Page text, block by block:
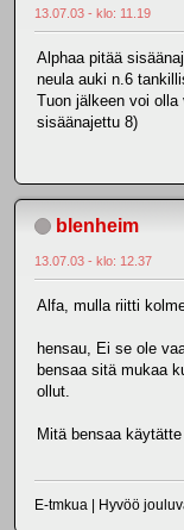
13.07.03 - klo: 11.19
Alphaa pitää
neula auki n.6
Tuon jälkeen voi
sisäänajettu 8)
blenheim
13.07.03 - klo: 12.37
Alfa, mulla riitti
hensau, Ei se ole
bensaa sitä mukaa
ollut.
Mitä bensaa
E-tmkua | Hyvöö